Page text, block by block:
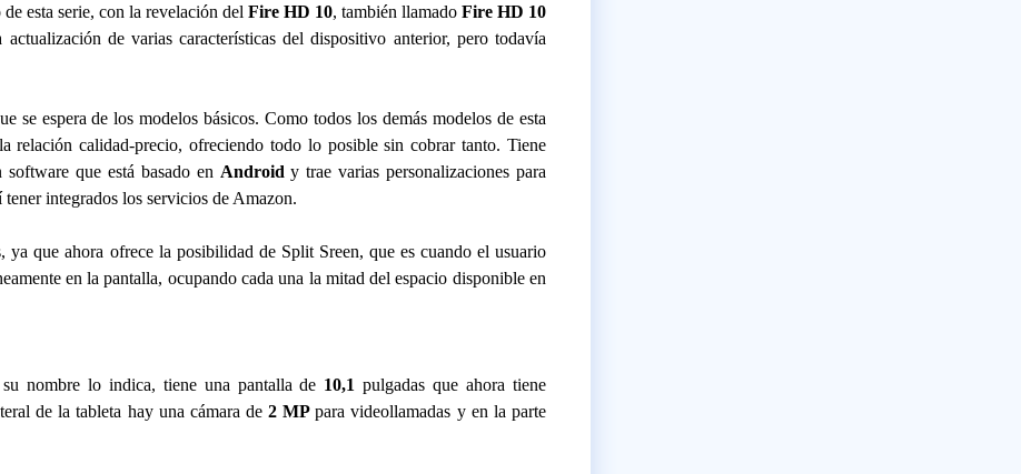
esta serie, con la revelación del Fire HD 10, también llamado Fire HD 10
de varias características del dispositivo anterior, pero todavía
se espera de los modelos básicos. Como todos los demás modelos de esta
relación calidad-precio, ofreciendo todo lo posible sin cobrar tanto. Tiene
software que está basado en Android y trae varias personalizaciones para
integrados los servicios de Amazon.
ya que ahora ofrece la posibilidad de Split Sreen, que es cuando el usuario
en la pantalla, ocupando cada una la mitad del espacio disponible en
nombre lo indica, tiene una pantalla de 10,1 pulgadas que ahora tiene
de la tableta hay una cámara de2 MPpara videollamadas y en la parte